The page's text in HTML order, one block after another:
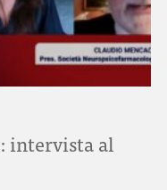
intervista al